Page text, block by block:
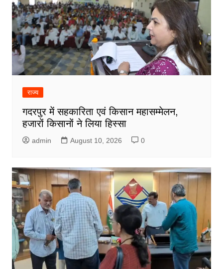
राज्य
गदरपुर में सहकारिता एवं किसान महासम्मेलन,
हजारों किसानों ने लिया हिस्सा
admin August 10, 2026 0